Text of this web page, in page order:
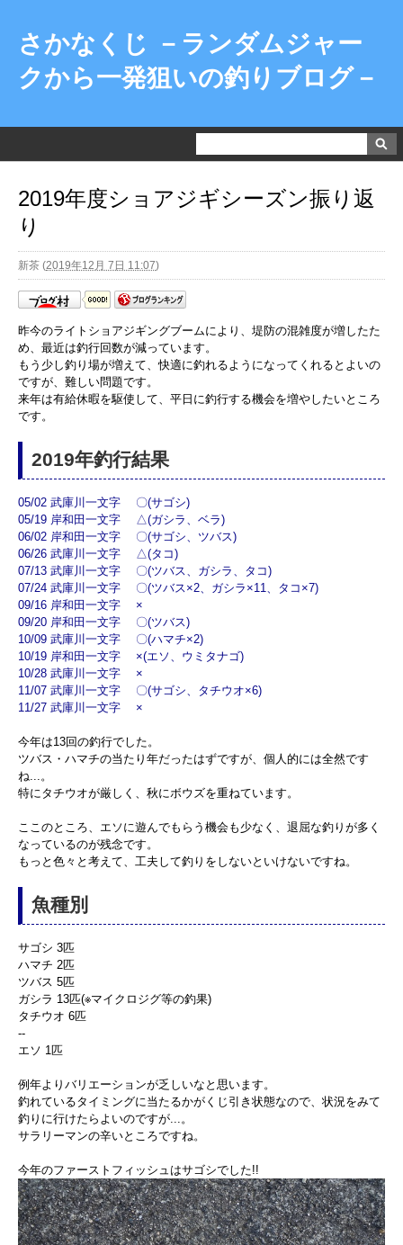
さかなくじ －ランダムジャー
クから一発狙いの釣りブログ－
2019年度ショアジギシーズン振り返
り
新茶 (2019年12月 7日 11:07)
昨今のライトショアジギングブームにより、堤防の混雑度が増したた
め、最近は釣行回数が減っています。
もう少し釣り場が増えて、快適に釣れるようになってくれるとよいの
ですが、難しい問題です。
来年は有給休暇を駆使して、平日に釣行する機会を増やしたいところ
です。
2019年釣行結果
05/02 武庫川一文字 〇(サゴシ)
05/19 岸和田一文字 △(ガシラ、ベラ)
06/02 岸和田一文字 〇(サゴシ、ツバス)
06/26 武庫川一文字 △(タコ)
07/13 武庫川一文字 〇(ツバス、ガシラ、タコ)
07/24 武庫川一文字 〇(ツバス×2、ガシラ×11、タコ×7)
09/16 岸和田一文字 ×
09/20 岸和田一文字 〇(ツバス)
10/09 武庫川一文字 〇(ハマチ×2)
10/19 岸和田一文字 ×(エソ、ウミタナゴ)
10/28 武庫川一文字 ×
11/07 武庫川一文字 〇(サゴシ、タチウオ×6)
11/27 武庫川一文字 ×
今年は13回の釣行でした。
ツバス・ハマチの当たり年だったはずですが、個人的には全然です
ね...。
特にタチウオが厳しく、秋にボウズを重ねています。
ここのところ、エソに遊んでもらう機会も少なく、退屈な釣りが多く
なっているのが残念です。
もっと色々と考えて、工夫して釣りをしないといけないですね。
魚種別
サゴシ 3匹
ハマチ 2匹
ツバス 5匹
ガシラ 13匹(※マイクロジグ等の釣果)
タチウオ 6匹
--
エソ 1匹
例年よりバリエーションが乏しいなと思います。
釣れているタイミングに当たるかがくじ引き状態なので、状況をみて
釣りに行けたらよいのですが...。
サラリーマンの辛いところですね。
今年のファーストフィッシュはサゴシでした!!